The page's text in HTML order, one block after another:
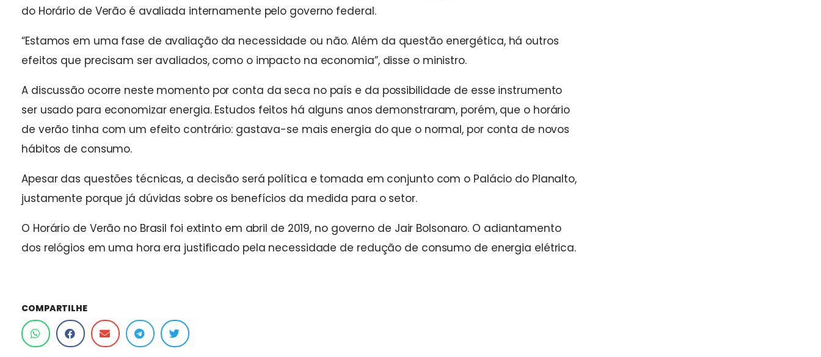
do Horário de Verão é avaliada internamente pelo governo federal.
“Estamos em uma fase de avaliação da necessidade ou não. Além da questão energética, há outros
efeitos que precisam ser avaliados, como o impacto na economia”, disse o ministro.
A discussão ocorre neste momento por conta da seca no país e da possibilidade de esse instrumento
ser usado para economizar energia. Estudos feitos há alguns anos demonstraram, porém, que o horário
de verão tinha com um efeito contrário: gastava-se mais energia do que o normal, por conta de novos
hábitos de consumo.
Apesar das questões técnicas, a decisão será política e tomada em conjunto com o Palácio do Planalto,
justamente porque já dúvidas sobre os benefícios da medida para o setor.
O Horário de Verão no Brasil foi extinto em abril de 2019, no governo de Jair Bolsonaro. O adiantamento
dos relógios em uma hora era justificado pela necessidade de redução de consumo de energia elétrica.
COMPARTILHE